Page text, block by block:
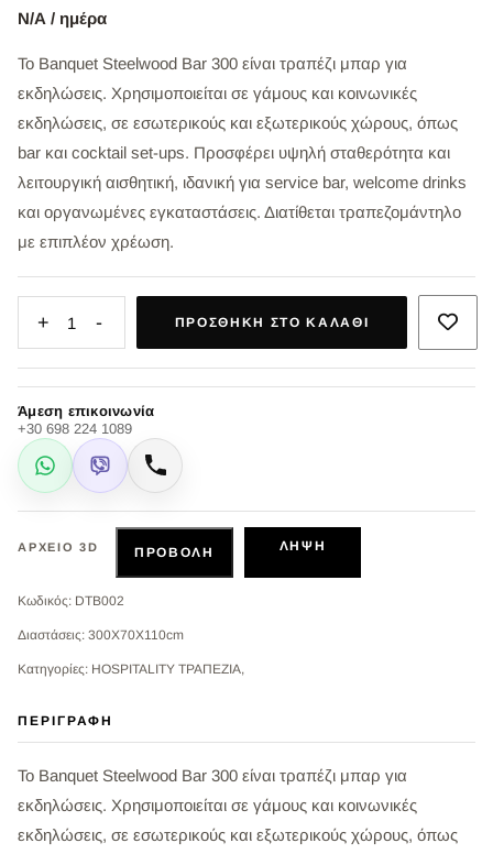
Ν/Α / ημέρα
Το Banquet Steelwood Bar 300 είναι τραπέζι μπαρ για
εκδηλώσεις. Χρησιμοποιείται σε γάμους και κοινωνικές
εκδηλώσεις, σε εσωτερικούς και εξωτερικούς χώρους, όπως
bar και cocktail set-ups. Προσφέρει υψηλή σταθερότητα και
λειτουργική αισθητική, ιδανική για service bar, welcome drinks
και οργανωμένες εγκαταστάσεις. Διατίθεται τραπεζομάντηλο
με επιπλέον χρέωση.
+ 1 - ΠΡΟΣΘΉΚΗ ΣΤΟ ΚΑΛΆΘΙ
Άμεση επικοινωνία
+30 698 224 1089
WhatsApp
Viber Κλήση
ΑΡΧΕΊΟ 3D ΠΡΟΒΟΛΉ ΛΉΨΗ
Κωδικός: DTB002
Διαστάσεις: 300X70X110cm
Κατηγορίες: HOSPITALITY ΤΡΑΠΕΖΙΑ,
ΠΕΡΙΓΡΑΦΉ
Το Banquet Steelwood Bar 300 είναι τραπέζι μπαρ για
εκδηλώσεις. Χρησιμοποιείται σε γάμους και κοινωνικές
εκδηλώσεις, σε εσωτερικούς και εξωτερικούς χώρους, όπως